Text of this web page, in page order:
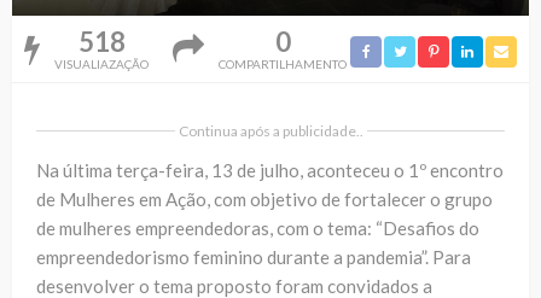
518
VISUALIAZAÇÃO
0
COMPARTILHAMENTO
Continua após a publicidade..
Na última terça-feira, 13 de julho, aconteceu o 1º encontro
de Mulheres em Ação, com objetivo de fortalecer o grupo
de mulheres empreendedoras, com o tema: “Desafios do
empreendedorismo feminino durante a pandemia”. Para
desenvolver o tema proposto foram convidados a